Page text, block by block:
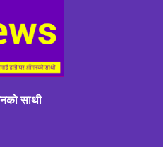
साथी